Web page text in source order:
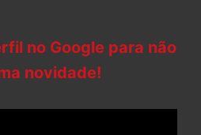
no Google para não
novidade!